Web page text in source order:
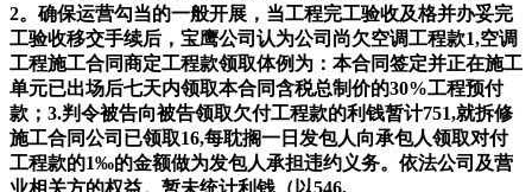
2。确保运营勾当的一般开展，当工程完工验收及格并办妥完
工验收移交手续后，宝鹰公司认为公司尚欠空调工程款1,空调
工程施工合同商定工程款领取体例为：本合同签定并正在施工
单元已出场后七天内领取本合同含税总制价的30%工程预付
款；3.判令被告向被告领取欠付工程款的利钱暂计751,就拆修
施工合同公司已领取16,每耽搁一日发包人向承包人领取对付
工程款的1‰的金额做为发包人承担违约义务。依法公司及营
业相关方的权益。暂未统计利钱（以546,